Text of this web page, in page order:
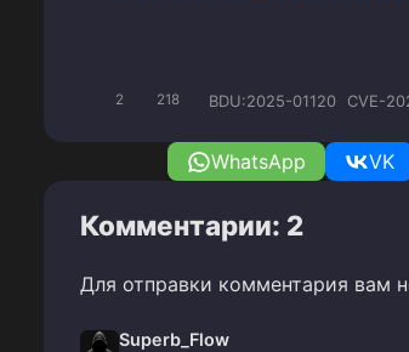
2 218 BDU:2025-01120 CVE-
WhatsApp VK
Комментарии: 2
Для отправки комментария вам
Superb_Flow